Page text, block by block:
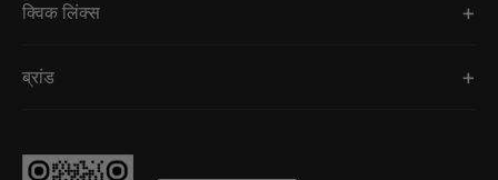
क्विक लिंक्स
ब्रांड